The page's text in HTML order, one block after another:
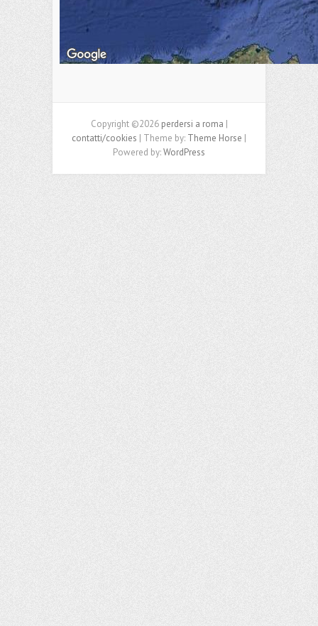
Copyright ©2026 perdersi a roma |
contatti/cookies | Theme by: Theme Horse |
Powered by:WordPress